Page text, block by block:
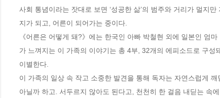
사회 통념이라는 잣대로 보면 ‘성공한 삶’의 범주와 거리가 멀지
지가 되고, 어른이 되어가는 중이다.
《어른은 어떻게 돼?》에는 한국인 아빠 박철현 외에 일본인 엄
가 느껴지는 이 가족의 이야기는 총 4부, 32개의 에피소드로 구
이별한다.
이 가족의 일상 속 작고 소중한 발견을 통해 독자는 자연스럽게
아닐까 하고. 서두르지 않아도 된다고, 천천히 한 걸음 내딛는 속